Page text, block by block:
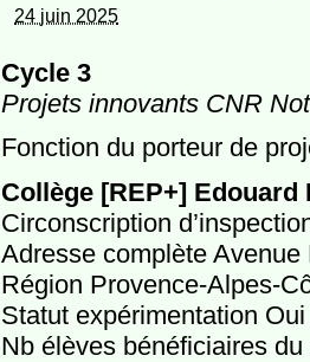
24 juin 2025
Cycle 3
Projets innovants CNR
Fonction du porteur de
Collège [REP+] Edouard
Circonscription
Adresse complète Avenue
Région Provence-Alpes-
Statut expérimentation Oui
Nb élèves bénéficiaires